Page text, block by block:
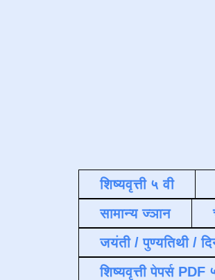
शिष्यवृत्ती ५ वी
सामान्य ज्ञान
जयंती / पुण्यतिथी /
शिष्यवृत्ती पेपर्स PDF